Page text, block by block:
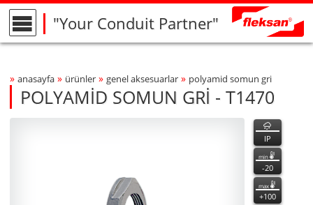
"Your Conduit Partner"
Breadcrumbs Navigation
» anasayfa » ürünler » genel aksesuarlar » polyami̇d somun gri̇
POLYAMİD SOMUN GRİ - T1470
T1470
T1470 özellikler
IP
min
-20
max
+100